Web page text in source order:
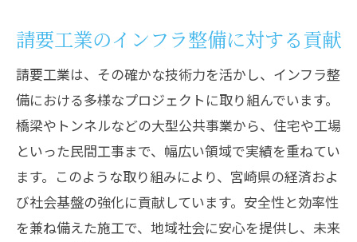
請要工業のインフラ整備に対する貢献
請要工業は、その確かな技術力を活かし、インフラ整
備における多様なプロジェクトに取り組んでいます。
橋梁やトンネルなどの大型公共事業から、住宅や工場
といった民間工事まで、幅広い領域で実績を重ねてい
ます。このような取り組みにより、宮崎県の経済およ
び社会基盤の強化に貢献しています。安全性と効率性
を兼ね備えた施工で、地域社会に安心を提供し、未来